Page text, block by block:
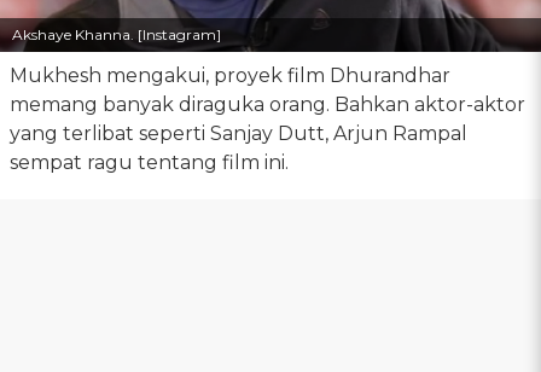
Akshaye Khanna. [Instagram]
Mukhesh mengakui, proyek film Dhurandhar
memang banyak diraguka orang. Bahkan aktor-aktor
yang terlibat seperti Sanjay Dutt, Arjun Rampal
sempat ragu tentang film ini.